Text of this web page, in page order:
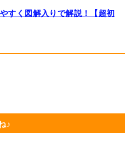
すく図解入りで解説！【超初
♪